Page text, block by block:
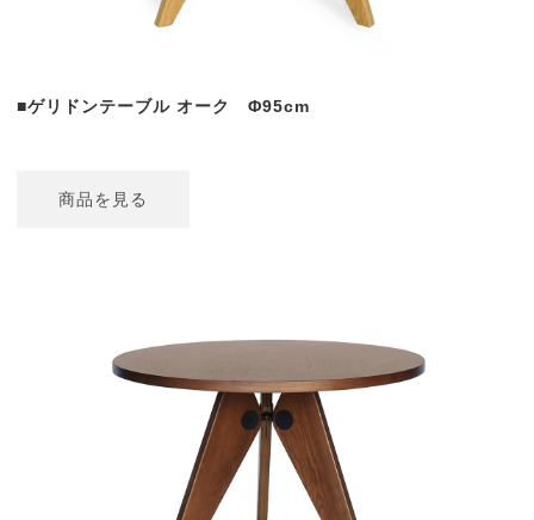
■ゲリドンテーブル オーク Φ95cm
商品を見る